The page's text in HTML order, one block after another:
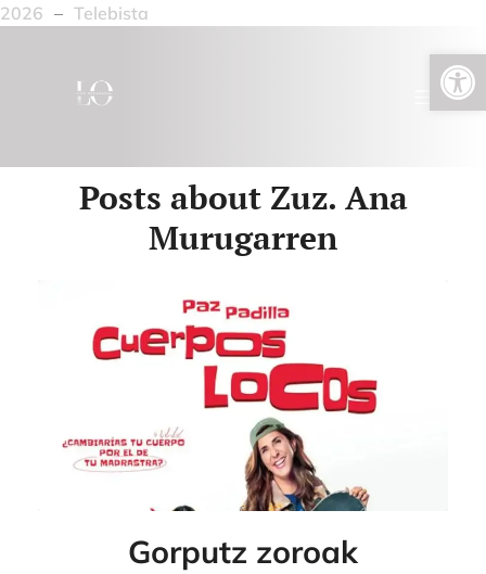
Open toolbar
2026 – Telebista
Posts about Zuz. Ana
Murugarren
Gorputz zoroak